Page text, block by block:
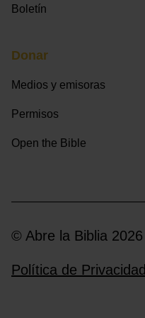
Boletín
Donar
Medios y emisoras
Permisos
Open the Bible
© Abre la Biblia 2026
Política de Privacidad